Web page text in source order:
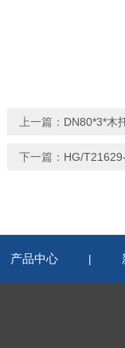
上一篇： DN80*3*木
下一篇： HG/
产品中心 |